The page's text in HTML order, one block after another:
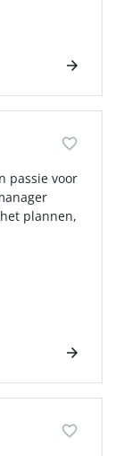
passie voor
plannen,